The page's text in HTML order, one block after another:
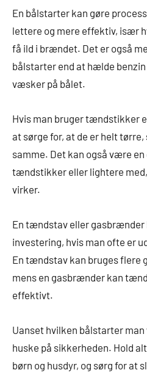
En bålstarter kan gøre
lettere og mere effektiv, især
få ild i brændet. Det er også
bålstarter end at hælde
væsker på bålet.
Hvis man bruger tændstikker
at sørge for, at de er helt
samme. Det kan også være
tændstikker eller lightere
virker.
En tændstav eller gasbrænder
investering, hvis man ofte er
En tændstav kan bruges flere
mens en gasbrænder kan
effektivt.
Uanset hvilken bålstarter
huske på sikkerheden. Hold
børn og husdyr, og sørg for at